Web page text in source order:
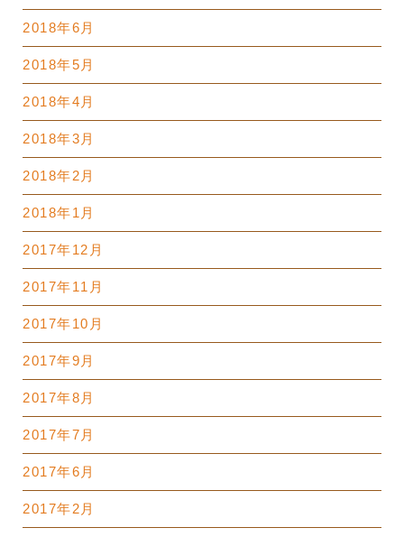
2018年6月
2018年5月
2018年4月
2018年3月
2018年2月
2018年1月
2017年12月
2017年11月
2017年10月
2017年9月
2017年8月
2017年7月
2017年6月
2017年2月